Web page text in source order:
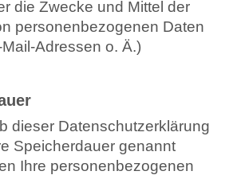
die Zwecke und Mittel der
personenbezogenen Daten
Adressen o. Ä.)
dieser Datenschutzerklärung
Speicherdauer genannt
Ihre personenbezogenen